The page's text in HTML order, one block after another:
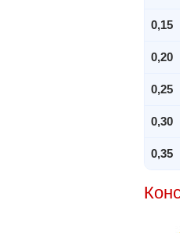
0,15
0,20
0,25
0,30
0,35